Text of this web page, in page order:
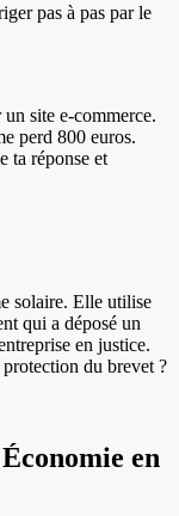
pas à pas par le
site e-commerce.
perd 800 euros.
ta réponse et
solaire. Elle utilise
qui a déposé un
en justice.
du brevet ?
en